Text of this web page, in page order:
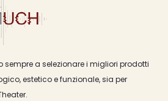
sempre a selezionare i migliori prodotti
estetico e funzionale, sia per